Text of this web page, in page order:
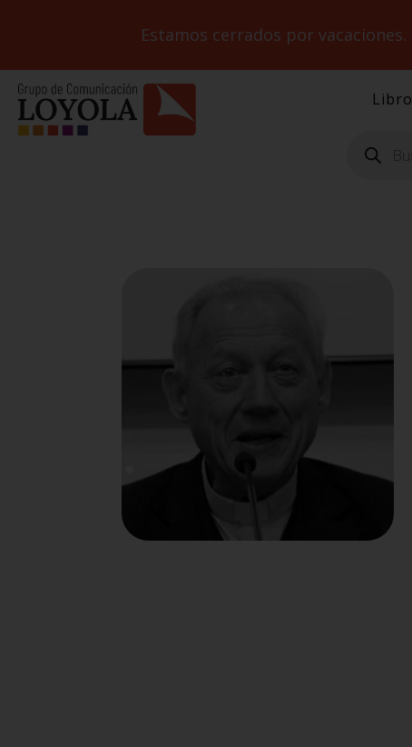
Estamos cerrados por vacaciones.
productos